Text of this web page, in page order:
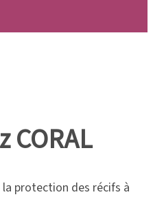
CORAL
protection des récifs à